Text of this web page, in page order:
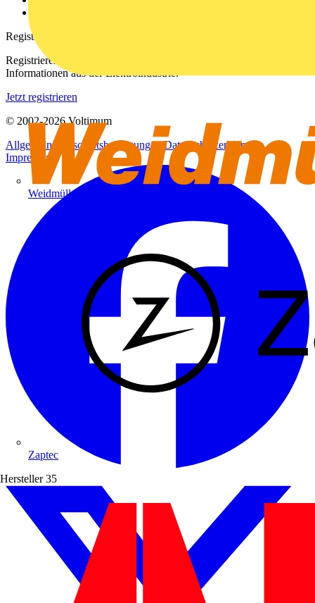
Weidmüller
Zaptec
Hersteller 35
Registrierung
Registrieren Sie sich kostenlos und erhalten Sie stets aktuelle
Informationen aus der Elektroindustrie.
Jetzt registrieren
© 2002-2026Voltimum
Allgemeine GeschäftsbedingungenDatenschutzerklärung
Impressum